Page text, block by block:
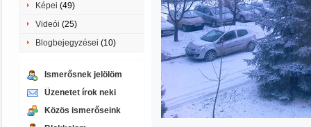
Képei (49)
Videói (25)
Blogbejegyzései (10)
Ismerősnek jelölöm
Üzenetet írok neki
Közös ismerőseink